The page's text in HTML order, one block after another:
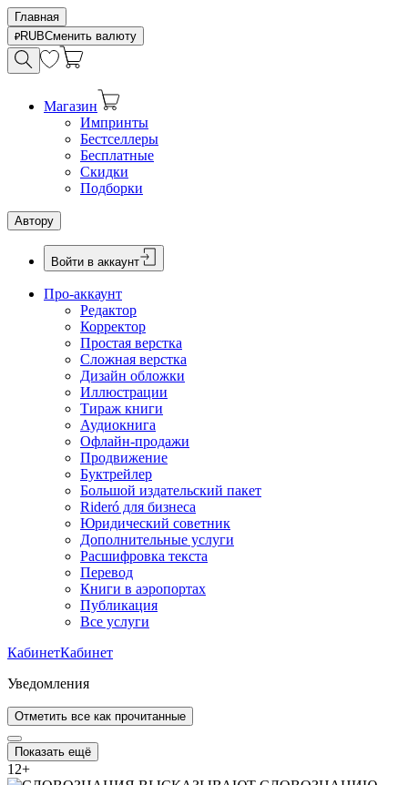
Главная
RUBСменить валюту
Магазин
Импринты
Бестселлеры
Бесплатные
Скидки
Подборки
Автору
Войти в аккаунт
Про-аккаунт
Редактор
Корректор
Простая верстка
Сложная верстка
Дизайн обложки
Иллюстрации
Тираж книги
Аудиокнига
Офлайн-продажи
Продвижение
Буктрейлер
Большой издательский пакет
Rideró для бизнеса
Юридический советник
Дополнительные услуги
Расшифровка текста
Перевод
Книги в аэропортах
Публикация
Все услуги
КабинетКабинет
Уведомления
Отметить все как прочитанные
Показать ещё
12+